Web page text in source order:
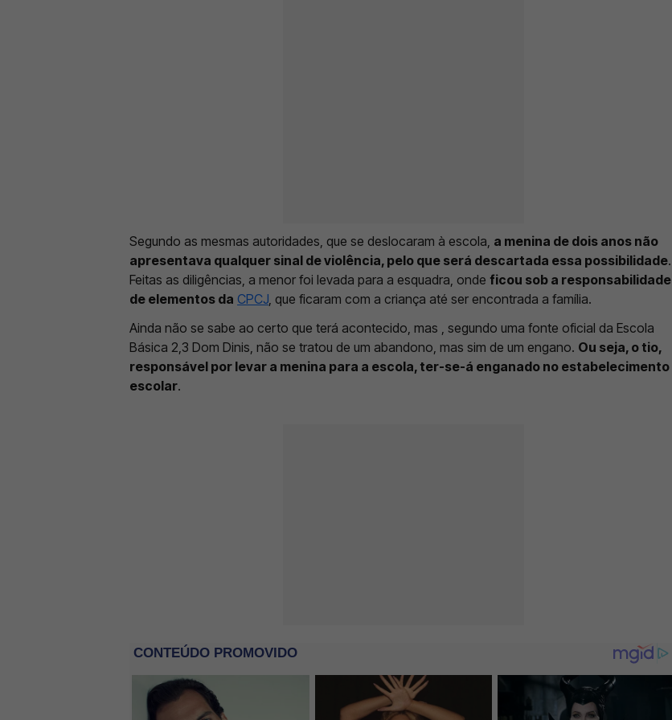
Segundo as mesmas autoridades, que se deslocaram à escola, a menina de dois anos não
apresentava qualquer sinal de violência, pelo que será descartada essa possibilidade.
Feitas as diligências, a menor foi levada para a esquadra, onde ficou sob a responsabilidade
de elementos da CPCJ , que ficaram com a criança até ser encontrada a família.
Ainda não se sabe ao certo que terá acontecido, mas , segundo uma fonte oficial da Escola
Básica 2,3 Dom Dinis, não se tratou de um abandono, mas sim de um engano. Ou seja, o tio,
responsável por levar a menina para a escola, ter-se-á enganado no estabelecimento
escolar.